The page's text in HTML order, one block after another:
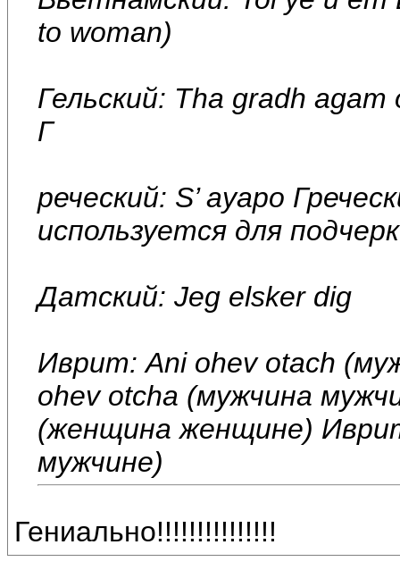
to woman)
Гельский: Tha gradh
Г
реческий: S’ ayapo
используется для
Датский: Jeg elsker dig
Иврит: Ani ohev otach
ohev otcha (мужчина
(женщина женщине)
мужчине)
Гениально!!!!!!!!!!!!!!!